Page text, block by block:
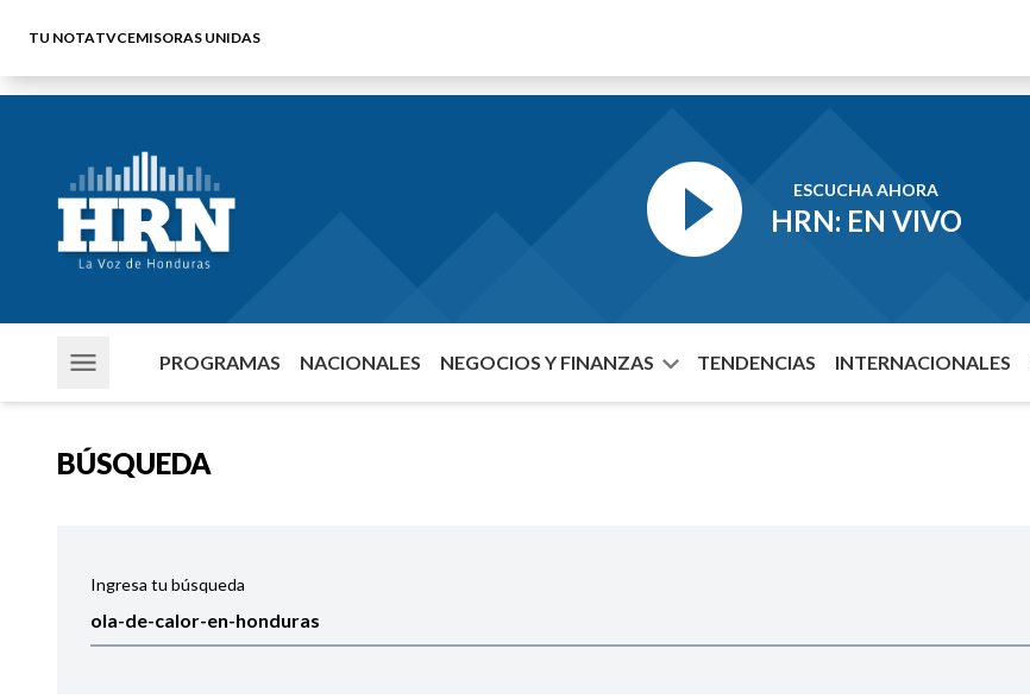
TU NOTATVCEMISORAS UNIDAS
ESCUCHA AHORA
HRN: EN VIVO
PROGRAMAS NACIONALES NEGOCIOS Y FINANZAS TENDENCIAS INTERNACIONALES
BÚSQUEDA
Ingresa tu búsqueda